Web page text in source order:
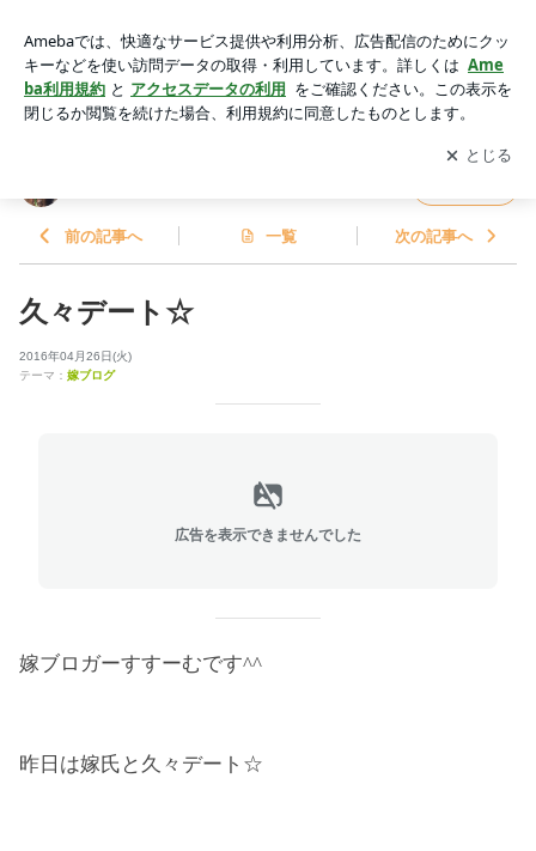
アプリをダウンロードして ブログの更新通知
を受け取りまし
ょう。
開く
前の記事へ 一覧 次の記事へ
久々デート☆
2016年04月26日(火)
テーマ： 嫁ブログ
広告を表示できませんでした
嫁ブロガーすすーむです^^
昨日は嫁氏と久々デート☆